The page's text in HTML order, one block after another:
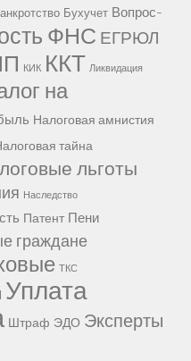
Бухучет Вопрос-
ФНС ЕГРЮЛ
КИК ККТ Ликвидация
на
Налоговая амнистия
тайна
льготы
Наследство
Патент Пени
граждане
ТКС
Уплата
Штраф ЭДО Эксперты